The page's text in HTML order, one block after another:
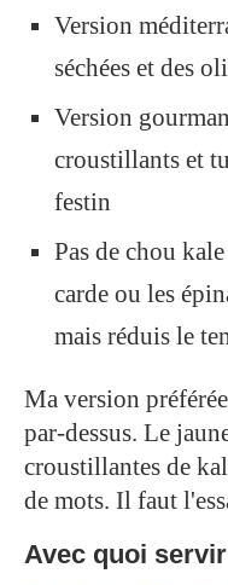
Version
séchées et des
Version
croustillants et
festin
Pas de chou
carde ou les
mais réduis le
Ma version
par-dessus. Le
croustillantes de
de mots. Il faut
Avec quoi